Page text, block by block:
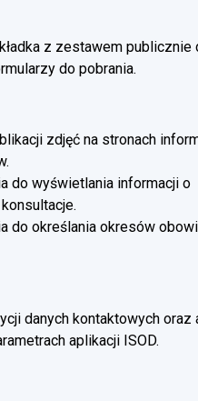
z zestawem publicznie
do pobrania.
zdjęć na stronach
do wyświetlania informacji o
do określania okresów
danych kontaktowych oraz
aplikacji ISOD.